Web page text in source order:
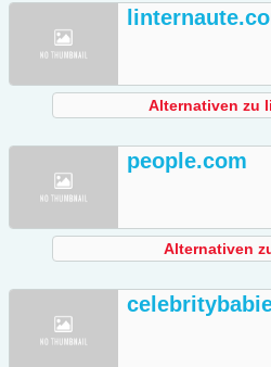
Alternativen zu
people.com
Alternativen